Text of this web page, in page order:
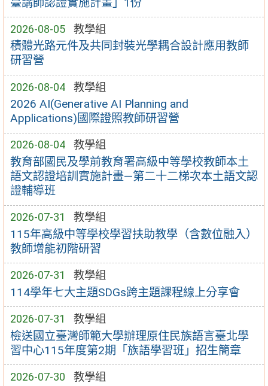
2026-08-05 教學組
積體光路元件及共同封裝光學耦合設計應用教師
研習營
2026-08-04 教學組
2026 AI(Generative AI Planning and
Applications)國際證照教師研習營
2026-08-04 教學組
教育部國民及學前教育署高級中等學校教師本土
語文認證培訓實施計畫—第二十二梯次本土語文認
證輔導班
2026-07-31 教學組
115年高級中等學校學習扶助教學（含數位融入）
教師增能初階研習
2026-07-31 教學組
114學年七大主題SDGs跨主題課程線上分享會
2026-07-31 教學組
檢送國立臺灣師範大學辦理原住民族語言臺北學
習中心115年度第2期「族語學習班」招生簡章
2026-07-30 教學組